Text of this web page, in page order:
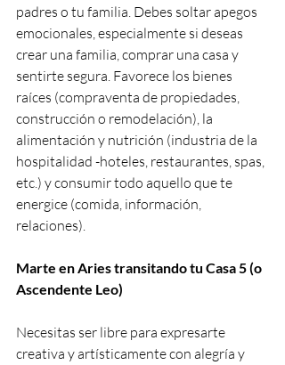
padres o tu familia. Debes soltar apegos
emocionales, especialmente si deseas
crear una familia, comprar una casa y
sentirte segura. Favorece los bienes
raíces (compraventa de propiedades,
construcción o remodelación), la
alimentación y nutrición (industria de la
hospitalidad -hoteles, restaurantes, spas,
etc.) y consumir todo aquello que te
energice (comida, información,
relaciones).
Marte en Aries transitando tu Casa 5 (o
Ascendente Leo)
Necesitas ser libre para expresarte
creativa y artísticamente con alegría y